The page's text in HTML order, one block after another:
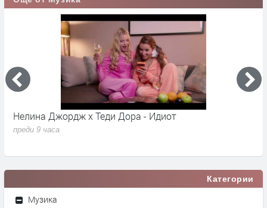
Нелина Джордж x Теди Дора - Идиот
преди 9 часа
Категории
Музика